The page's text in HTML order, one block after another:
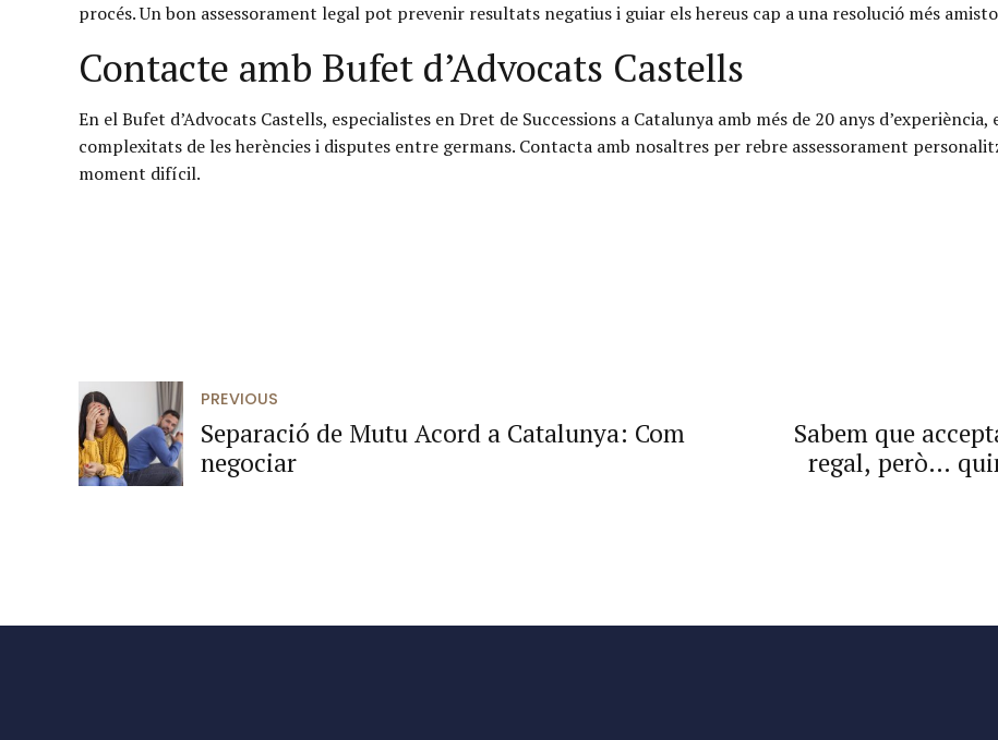
procés. Un bon assessorament legal pot prevenir resultats negatius i guiar els hereus cap a una resolució més
Contacte amb Bufet d’Advocats Castells
En el Bufet d’Advocats Castells, especialistes en Dret de Successions a Catalunya amb més de 20 anys
complexitats de les herències i disputes entre germans. Contacta amb nosaltres per rebre assessorament
moment difícil.
PREVIOUS
Separació de Mutu Acord a Catalunya: Com
negociar
Sabem que
regal, però…